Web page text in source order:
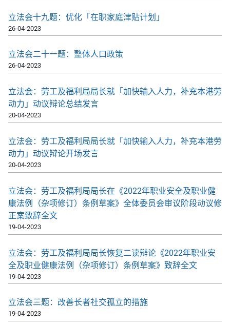
立法会十九题：优化「在职家庭津贴计划」
26-04-2023
立法会二十一题：整体人口政策
26-04-2023
立法会：劳工及福利局局长就「加快输入人力，补充本港劳
动力」动议辩论总结发言
20-04-2023
立法会：劳工及福利局局长就「加快输入人力，补充本港劳
动力」动议辩论开场发言
20-04-2023
立法会：劳工及福利局局长在《2022年职业安全及职业健
康法例（杂项修订）条例草案》全体委员会审议阶段动议修
正案致辞全文
19-04-2023
立法会：劳工及福利局局长恢复二读辩论《2022年职业安
全及职业健康法例（杂项修订）条例草案》致辞全文
19-04-2023
立法会三题：改善长者社交孤立的措施
19-04-2023